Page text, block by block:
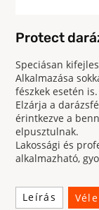
Protect
Speciásan
Alkalmazása
fészkek esetén is.
Elzárja a
érintkezve a
elpusztulnak.
Lakossági és
alkalmazható,
Leírás